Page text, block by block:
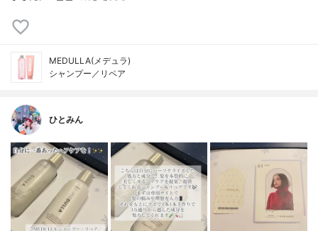
MEDULLA(メデュラ)
シャンプー／リペア
ひとみん